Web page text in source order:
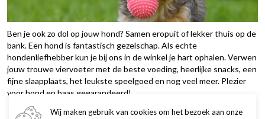
Ben je ook zo dol op jouw hond? Samen eropuit of lekker thuis op de
bank. Een hond is fantastisch gezelschap. Als echte
hondenliefhebber kun je bij ons in de winkel je hart ophalen. Verwen
jouw trouwe viervoeter met de beste voeding, heerlijke snacks, een
fijne slaapplaats, het leukste speelgoed en nog veel meer. Plezier
voor hond en baas gegarandeerd!
Wij maken gebruik van cookies om het bezoek aan onze